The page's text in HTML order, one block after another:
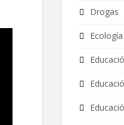
Drogas
Ecología